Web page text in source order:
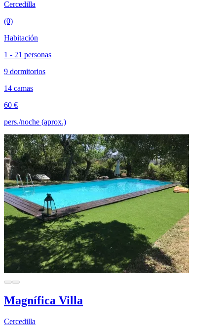
Cercedilla
(0)
Habitación
1 - 21 personas
9 dormitorios
14 camas
60 €
pers./noche (aprox.)
Magnífica Villa
Cercedilla